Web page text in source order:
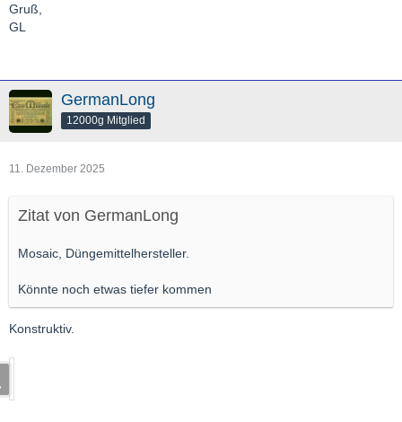
Gruß,
GL
GermanLong
12000g Mitglied
11. Dezember 2025
Zitat von GermanLong
Mosaic, Düngemittelhersteller.
Könnte noch etwas tiefer kommen
Konstruktiv.